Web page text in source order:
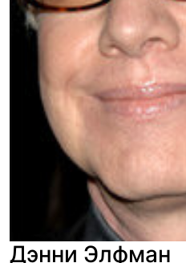
Дэнни Элфман